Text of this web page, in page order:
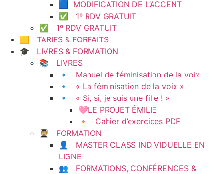
🟦 MODIFICATION DE L’ACCENT
✅ 1º RDV GRATUIT
✅ 1º RDV GRATUIT
🟨 TARIFS & FORFAITS
🎓 LIVRES & FORMATION
📚 LIVRES
🔹 Manuel de féminisation de la voix
🔹 « La féminisation de la voix »
🔹 « Si, si, je suis une fille ! »
🩷LE PROJET ÉMILIE
🔸 Cahier d’exercices PDF
👩🏼‍🎓 FORMATION
👤 MASTER CLASS INDIVIDUELLE EN
LIGNE
👥 FORMATIONS, CONFÉRENCES &